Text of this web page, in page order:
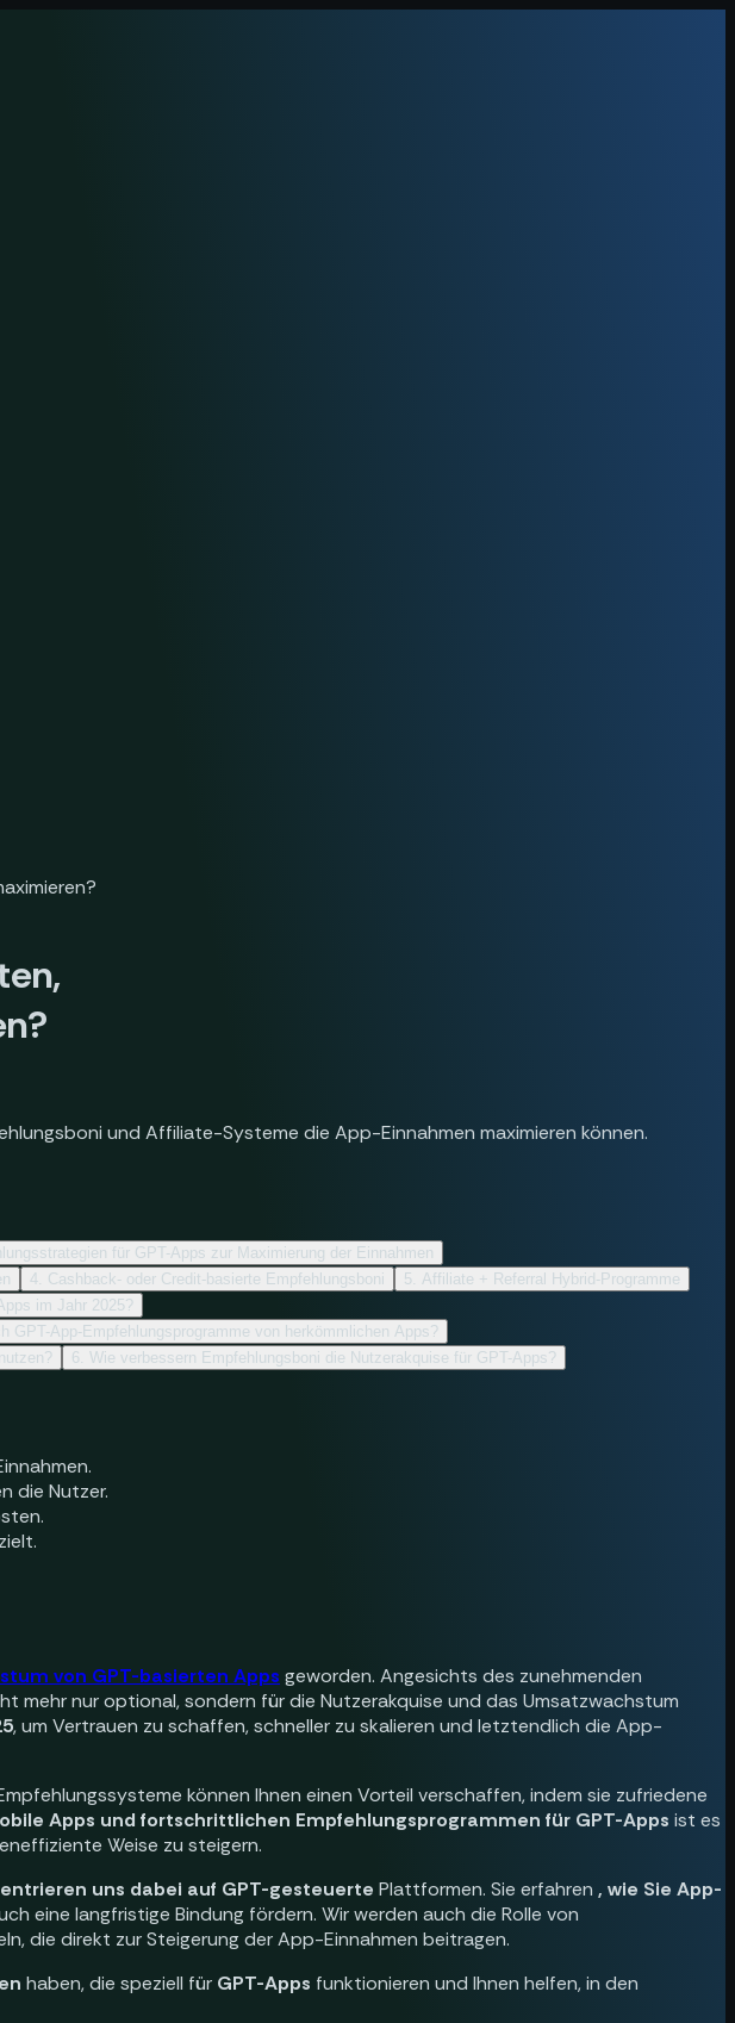
und Affiliate-Systeme die App-Einnahmen maximieren können.
für GPT-Apps zur Maximierung der Einnahmen
4. Cashback- oder Credit-basierte Empfehlungsboni
5. Affiliate + Referral Hybrid-Programme
im Jahr 2025?
GPT-App-Empfehlungsprogramme von herkömmlichen Apps?
6. Wie verbessern Empfehlungsboni die Nutzerakquise für GPT-Apps?
die Nutzer.
von GPT-basierten Apps geworden. Angesichts des zunehmenden
nur optional, sondern für die Nutzerakquise und das Umsatzwachstum
, um Vertrauen zu schaffen, schneller zu skalieren und letztendlich die App-
können Ihnen einen Vorteil verschaffen, indem sie zufriedene
Apps und fortschrittlichen Empfehlungsprogrammen für GPT-Apps ist es
Weise zu steigern.
uns dabei auf GPT-gesteuerte Plattformen. Sie erfahren , wie Sie App-
eine langfristige Bindung fördern. Wir werden auch die Rolle von
die direkt zur Steigerung der App-Einnahmen beitragen.
haben, die speziell für GPT-Apps funktionieren und Ihnen helfen, in den